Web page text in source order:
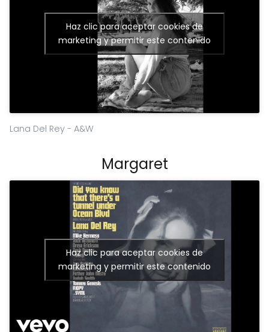
Haz clic para aceptar cookies de
marketing y permitir este contenido
Lana Del Rey - A&W
Margaret
Haz clic para aceptar cookies de
marketing y permitir este contenido